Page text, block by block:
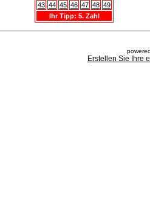
43 44 45 46 47 48 49
Ihr Tipp: 5. Zahl
Erstellen Sie Ihre